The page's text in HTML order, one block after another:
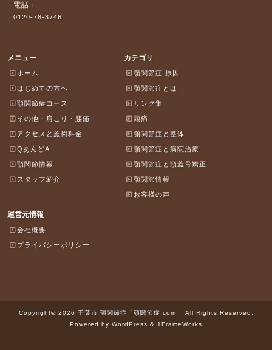
電話：
0120-78-3746
メニュー
ホーム
はじめての方へ
顎関節症コース
その他・肩こり・腰痛
アクセスと施術料金
QあんどA
顎関節情報
スタッフ紹介
カテゴリ
顎関節症 原因
顎関節症とは
リンク集
頭痛
顎関節症と整体
顎関節症と病院治療
顎関節症と頭蓋骨矯正
顎関節情報
お客様の声
運営元情報
会社概要
プライバシーポリシー
Copyright© 2026 千葉市 顎関節症「顎関節症.com」 All Rights Reserved.
Powered by WordPress & 1FrameWorks